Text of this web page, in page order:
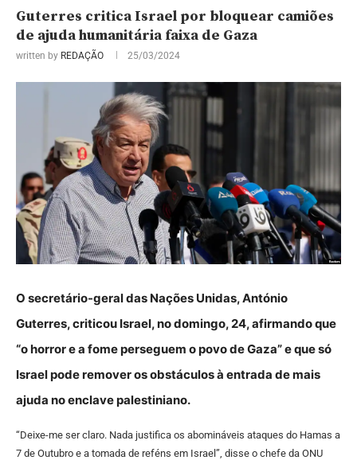
Guterres critica Israel por bloquear camiões
de ajuda humanitária faixa de Gaza
written by REDAÇÃO 25/03/2024
O secretário-geral das Nações Unidas, António
Guterres, criticou Israel, no domingo, 24, afirmando que
“o horror e a fome perseguem o povo de Gaza” e que só
Israel pode remover os obstáculos à entrada de mais
ajuda no enclave palestiniano.
“Deixe-me ser claro. Nada justifica os abomináveis ataques do Hamas a
7 de Outubro e a tomada de reféns em Israel”, disse o chefe da ONU